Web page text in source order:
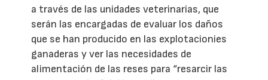
a través de las unidades veterinarias, que
serán las encargadas de evaluar los daños
que se han producido en las explotacionies
ganaderas y ver las necesidades de
alimentación de las reses para “resarcir las